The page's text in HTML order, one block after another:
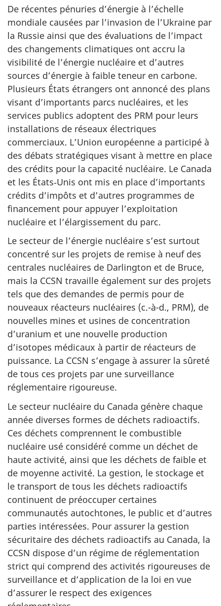
De récentes pénuries d’énergie à l’échelle
mondiale causées par l’invasion de l’Ukraine par
la Russie ainsi que des évaluations de l’impact
des changements climatiques ont accru la
visibilité de l’énergie nucléaire et d’autres
sources d’énergie à faible teneur en carbone.
Plusieurs États étrangers ont annoncé des plans
visant d’importants parcs nucléaires, et les
services publics adoptent des PRM pour leurs
installations de réseaux électriques
commerciaux. L’Union européenne a participé à
des débats stratégiques visant à mettre en place
des crédits pour la capacité nucléaire. Le Canada
et les États‑Unis ont mis en place d’importants
crédits d’impôts et d’autres programmes de
financement pour appuyer l’exploitation
nucléaire et l’élargissement du parc.
Le secteur de l’énergie nucléaire s’est surtout
concentré sur les projets de remise à neuf des
centrales nucléaires de Darlington et de Bruce,
mais la CCSN travaille également sur des projets
tels que des demandes de permis pour de
nouveaux réacteurs nucléaires (c.-à-d., PRM), de
nouvelles mines et usines de concentration
d’uranium et une nouvelle production
d’isotopes médicaux à partir de réacteurs de
puissance. La CCSN s’engage à assurer la sûreté
de tous ces projets par une surveillance
réglementaire rigoureuse.
Le secteur nucléaire du Canada génère chaque
année diverses formes de déchets radioactifs.
Ces déchets comprennent le combustible
nucléaire usé considéré comme un déchet de
haute activité, ainsi que les déchets de faible et
de moyenne activité. La gestion, le stockage et
le transport de tous les déchets radioactifs
continuent de préoccuper certaines
communautés autochtones, le public et d’autres
parties intéressées. Pour assurer la gestion
sécuritaire des déchets radioactifs au Canada, la
CCSN dispose d’un régime de réglementation
strict qui comprend des activités rigoureuses de
surveillance et d’application de la loi en vue
d’assurer le respect des exigences